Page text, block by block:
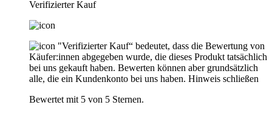
Verifizierter Kauf
"Verifizierter Kauf“ bedeutet, dass die Bewertung von
Käufer:innen abgegeben wurde, die dieses Produkt tatsächlich
bei uns gekauft haben. Bewerten können aber grundsätzlich
alle, die ein Kundenkonto bei uns haben. Hinweis schließen
Bewertet mit 5 von 5 Sternen.